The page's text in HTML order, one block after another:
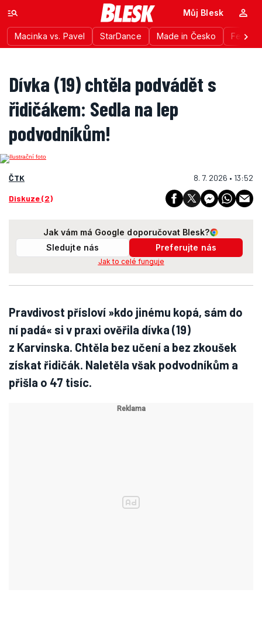
Macinka vs. Pavel StarDance Made in Česko
Můj Blesk
Dívka (19) chtěla podvádět s
řidičákem: Sedla na lep
podvodníkům!
ČTK 8. 7. 2026 • 13:52
Diskuze (2)
Jak vám má Google doporučovat Blesk?
Sledujte nás
Preferujte nás
Jak to celé funguje
Pravdivost přísloví »kdo jinému kopá, sám do
ní padá« si v praxi ověřila dívka (19)
z Karvinska. Chtěla bez učení a bez zkoušek
získat řidičák. Naletěla však podvodníkům a
přišla o 47 tisíc.